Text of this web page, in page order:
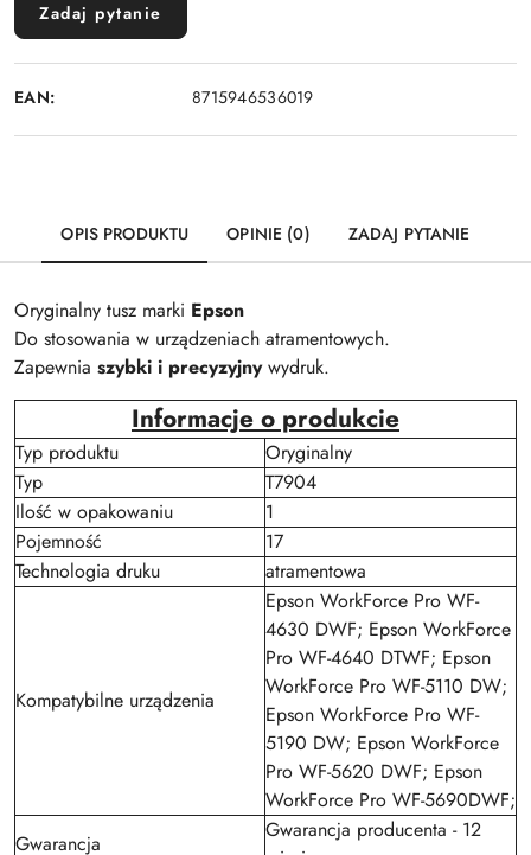
Zadaj pytanie
EAN: 8715946536019
OPIS PRODUKTU OPINIE (0) ZADAJ PYTANIE
Oryginalny tusz marki Epson
Do stosowania w urządzeniach atramentowych.
Zapewnia szybki i precyzyjnywydruk.
Informacje o produkcie
Typ produktu
Oryginalny
Typ
T7904
Ilość w opakowaniu
1
Pojemność
17
Technologia druku
atramentowa
Kompatybilne urządzenia
Epson WorkForce Pro WF-
4630 DWF; Epson WorkForce
Pro WF-4640 DTWF; Epson
WorkForce Pro WF-5110 DW;
Epson WorkForce Pro WF-
5190 DW; Epson WorkForce
Pro WF-5620 DWF; Epson
WorkForce Pro WF-5690DWF;
Gwarancja
Gwarancja producenta - 12